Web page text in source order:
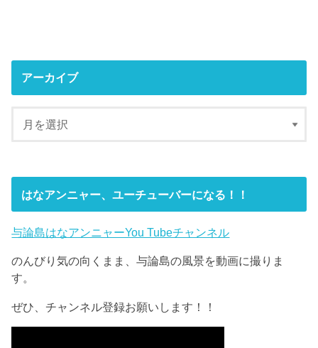
アーカイブ
はなアンニャー、ユーチューバーになる！！
与論島はなアンニャーYou Tubeチャンネル
のんびり気の向くまま、与論島の風景を動画に撮りま
す。
ぜひ、チャンネル登録お願いします！！